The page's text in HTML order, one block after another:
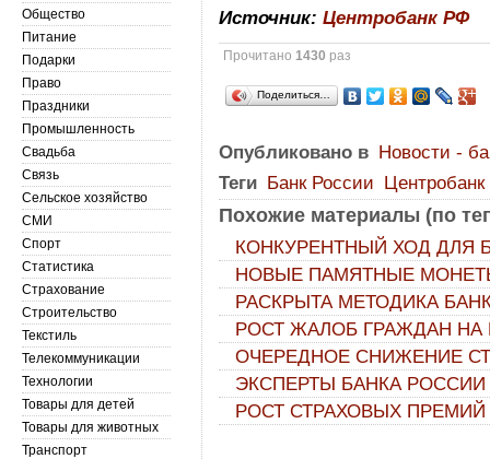
Источник:Центробанк РФ
Прочитано1430 раз
Поделиться…
Опубликовано в Новости -
Теги Банк России
Похожие материалы (по
КОНКУРЕНТНЫЙ ХОД ДЛЯ
НОВЫЕ ПАМЯТНЫЕ
РАСКРЫТА МЕТОДИКА
РОСТ ЖАЛОБ ГРАЖДАН НА
ОЧЕРЕДНОЕ СНИЖЕНИЕ
ЭКСПЕРТЫ БАНКА
РОСТ СТРАХОВЫХ ПРЕМИЙ
Общество
Питание
Подарки
Право
Праздники
Промышленность
Свадьба
Связь
Сельское хозяйство
СМИ
Спорт
Статистика
Страхование
Строительство
Текстиль
Телекоммуникации
Технологии
Товары для детей
Товары для животных
Транспорт